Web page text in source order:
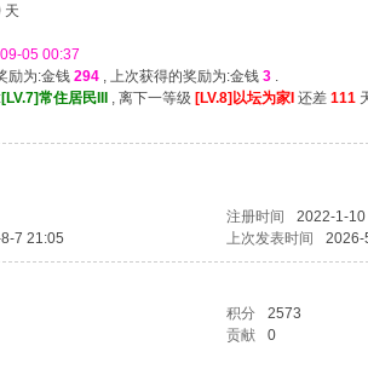
天
05 00:37
励为:金钱 294, 上次获得的奖励为:金钱 3.
[LV.7]常住居民III , 离下一等级 [LV.8]以坛为家I 还差 111
注册时间
2022-1-
7 21:05 上次发表时间 2026-
积分
2573
贡献 0